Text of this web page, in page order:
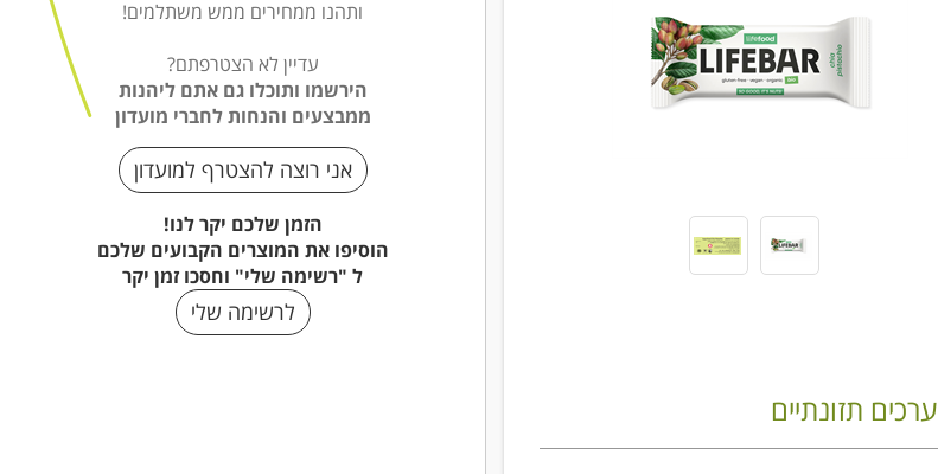
ערכים תזונתיים